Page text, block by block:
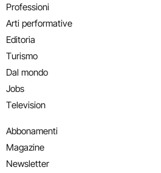
Professioni
Arti performative
Editoria
Turismo
Dal mondo
Jobs
Television
Abbonamenti
Magazine
Newsletter